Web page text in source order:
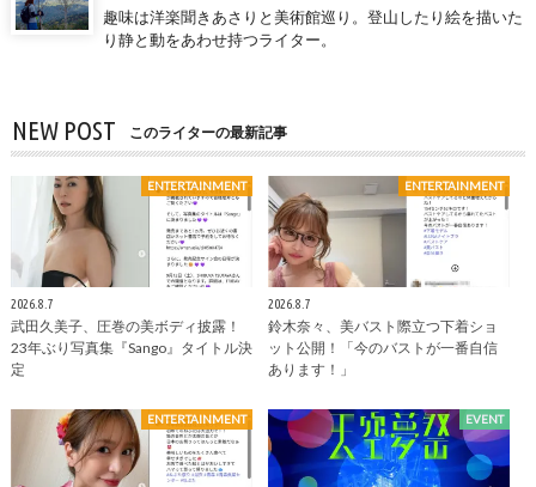
趣味は洋楽聞きあさりと美術館巡り。登山したり絵を描いた
り静と動をあわせ持つライター。
NEW POST このライターの最新記事
ENTERTAINMENT
2026.8.7
武田久美子、圧巻の美ボディ披露！
23年ぶり写真集『Sango』タイトル決
定
ENTERTAINMENT
2026.8.7
鈴木奈々、美バスト際立つ下着ショ
ット公開！「今のバストが一番自信
あります！」
ENTERTAINMENT EVENT